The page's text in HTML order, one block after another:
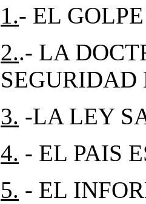
1.- EL GOLPE
2..- LA
3. -LA LEY
4. - EL PAIS
5. - EL